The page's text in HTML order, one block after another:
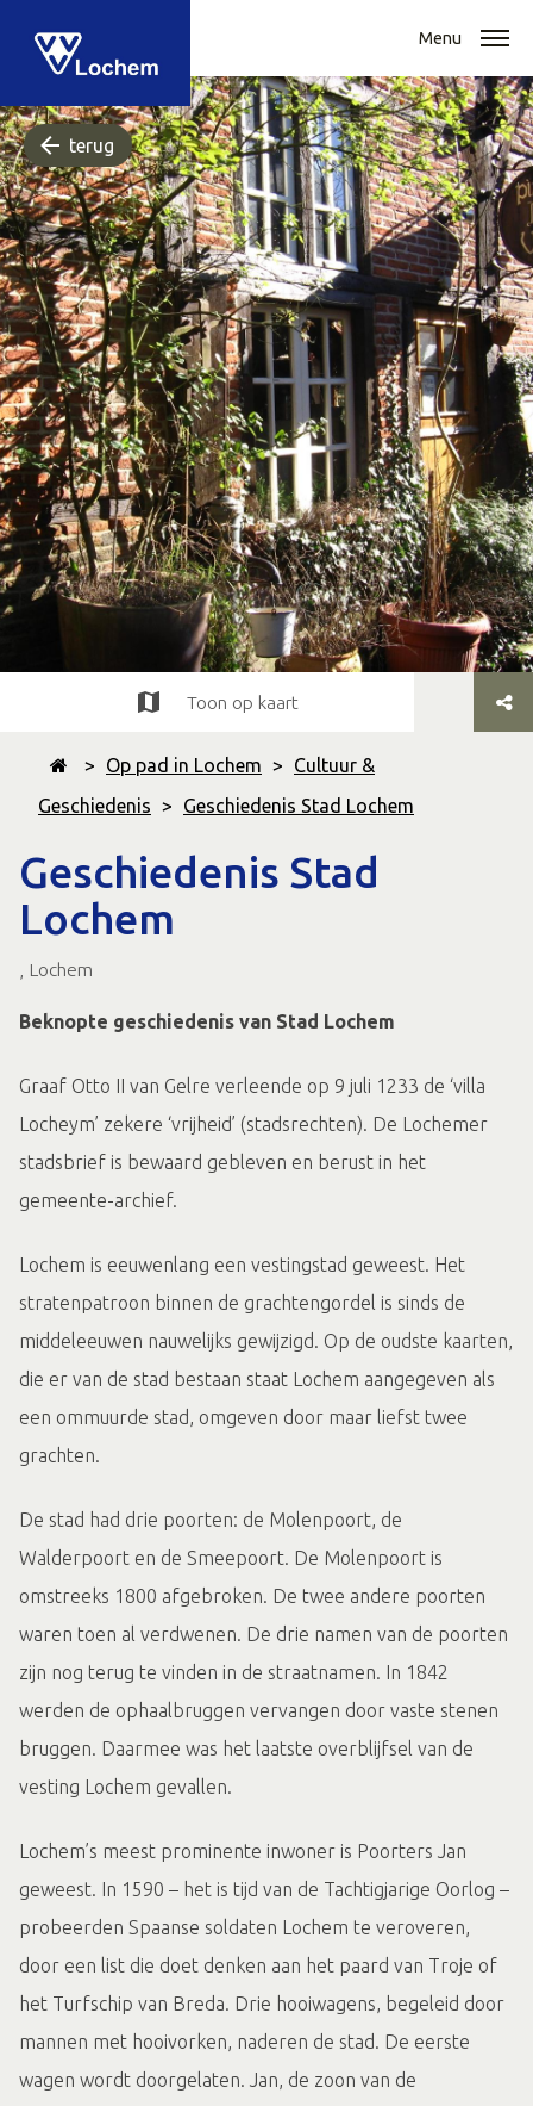
Menu
terug
> Op pad in Lochem >
Cultuur &
Geschiedenis > Geschiedenis Stad Lochem
Geschiedenis Stad
Lochem
, Lochem
Toon op kaart
Beknopte geschiedenis van Stad Lochem
Graaf Otto II van Gelre verleende op 9 juli 1233 de ‘villa
Locheym’ zekere ‘vrijheid’ (stadsrechten). De Lochemer
stadsbrief is bewaard gebleven en berust in het
gemeente-archief.
Lochem is eeuwenlang een vestingstad geweest. Het
stratenpatroon binnen de grachtengordel is sinds de
middeleeuwen nauwelijks gewijzigd. Op de oudste kaarten,
die er van de stad bestaan staat Lochem aangegeven als
een ommuurde stad, omgeven door maar liefst twee
grachten.
De stad had drie poorten: de Molenpoort, de
Walderpoort en de Smeepoort. De Molenpoort is
omstreeks 1800 afgebroken. De twee andere poorten
waren toen al verdwenen. De drie namen van de poorten
zijn nog terug te vinden in de straatnamen. In 1842
werden de ophaalbruggen vervangen door vaste stenen
bruggen. Daarmee was het laatste overblijfsel van de
vesting Lochem gevallen.
Lochem’s meest prominente inwoner is Poorters Jan
geweest. In 1590 – het is tijd van de Tachtigjarige Oorlog –
probeerden Spaanse soldaten Lochem te veroveren,
door een list die doet denken aan het paard van Troje of
het Turfschip van Breda. Drie hooiwagens, begeleid door
mannen met hooivorken, naderen de stad. De eerste
wagen wordt doorgelaten. Jan, de zoon van de